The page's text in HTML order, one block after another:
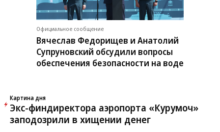
Официальное сообщение
Вячеслав Федорищев и Анатолий
Супруновский обсудили вопросы
обеспечения безопасности на воде
Картина дня
Экс-финдиректора аэропорта «Курумоч»
заподозрили в хищении денег